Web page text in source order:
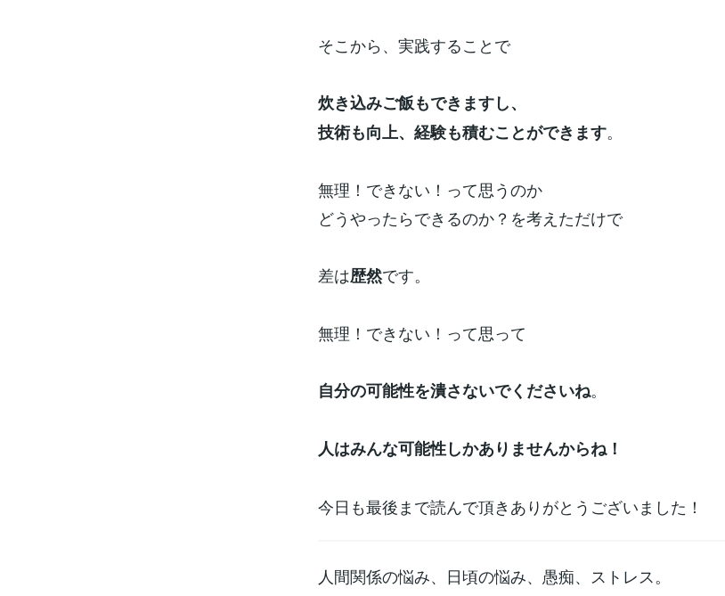
そこから、実践することで
炊き込みご飯もできますし、
技術も向上、経験も積むことができます。
無理！できない！って思うのか
どうやったらできるのか？を考えただけで
差は歴然です。
無理！できない！って思って
自分の可能性を潰さないでくださいね。
人はみんな可能性しかありませんからね！
今日も最後まで読んで頂きありがとうございました！
人間関係の悩み、日頃の悩み、愚痴、ストレス。